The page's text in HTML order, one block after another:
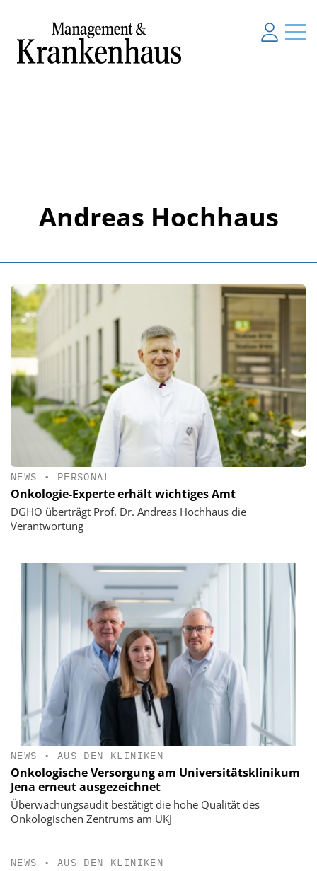
Andreas Hochhaus
NEWS • PERSONAL
Onkologie-Experte erhält wichtiges Amt
DGHO überträgt Prof. Dr. Andreas Hochhaus die
Verantwortung
NEWS • AUS DEN KLINIKEN
Onkologische Versorgung am Universitätsklinikum
Jena erneut ausgezeichnet
Überwachungsaudit bestätigt die hohe Qualität des
Onkologischen Zentrums am UKJ
NEWS • AUS DEN KLINIKEN